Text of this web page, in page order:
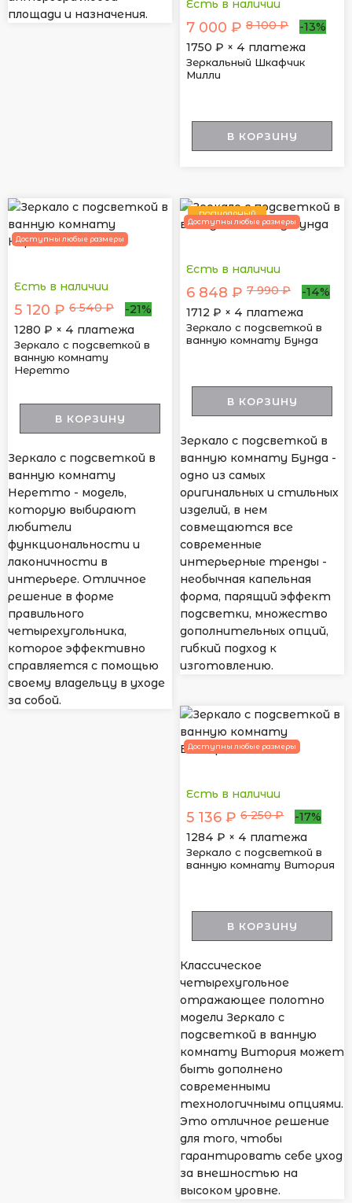
площади и назначения.
Есть в наличии
7 000 ₽ 8 100 ₽
-13%
1750 ₽ × 4 платежа
Зеркальный Шкафчик
Милли
В КОРЗИНУ
Доступны любые размеры
Есть в наличии
5 120 ₽ 6 540 ₽
-21%
1280 ₽ × 4 платежа
Зеркало с подсветкой в
ванную комнату
Неретто
В КОРЗИНУ
Зеркало с подсветкой в
ванную комнату
Неретто - модель,
которую выбирают
любители
функциональности и
лаконичности в
интерьере. Отличное
решение в форме
правильного
четырехугольника,
которое эффективно
справляется с помощью
своему владельцу в уходе
за собой.
ПОПУЛЯРНЫЙ
Доступны любые размеры
Есть в наличии
6 848 ₽ 7 990 ₽
-14%
1712 ₽ × 4 платежа
Зеркало с подсветкой в
ванную комнату Бунда
В КОРЗИНУ
Зеркало с подсветкой в
ванную комнату Бунда -
одно из самых
оригинальных и стильных
изделий, в нем
совмещаются все
современные
интерьерные тренды -
необычная капельная
форма, парящий эффект
подсветки, множество
дополнительных опций,
гибкий подход к
изготовлению.
Доступны любые размеры
Есть в наличии
5 136 ₽ 6 250 ₽
-17%
1284 ₽ × 4 платежа
Зеркало с подсветкой в
ванную комнату Витория
В КОРЗИНУ
Классическое
четырехугольное
отражающее полотно
модели Зеркало с
подсветкой в ванную
комнату Витория может
быть дополнено
современными
технологичными опциями.
Это отличное решение
для того, чтобы
гарантировать себе уход
за внешностью на
высоком уровне.